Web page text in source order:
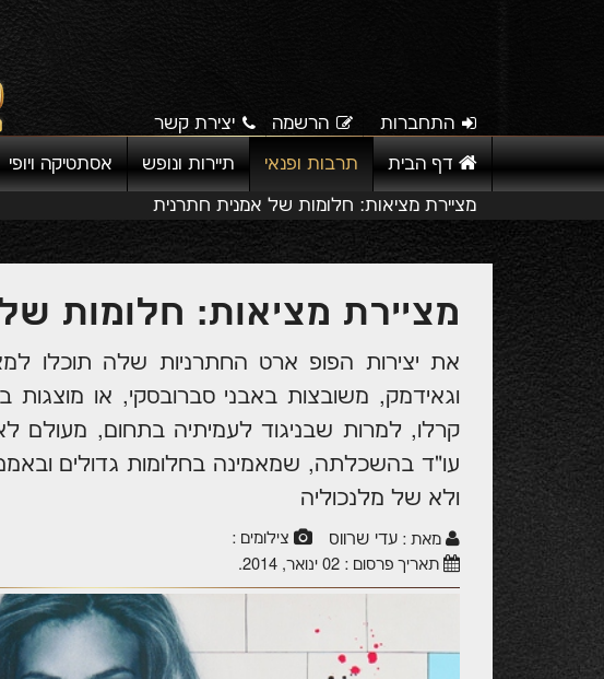
התחברות הרשמה יצירת קשר
דף הבית תרבות ופנאי תיירות ונופש אסתטיקה ויופי
מציירת מציאות: חלומות של אמנית חתרנית
מציירת מציאות: חלומות
את יצירות הפופ ארט החתרניות שלה תוכלו
וגאידמק, משובצות באבני סברובסקי, או מוצגות
קרלו, למרות שבניגוד לעמיתיה בתחום, מעולם
עו"ד בהשכלתה, שמאמינה בחלומות גדולים
ולא של מלנכוליה
מאת : עדי שרווס
צילומים :
תאריך פרסום : 02 ינואר, 2014 .